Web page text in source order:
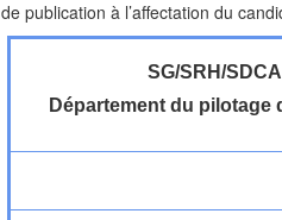
de publication à l’affectation du
SG/SRH/
Département du pilotage